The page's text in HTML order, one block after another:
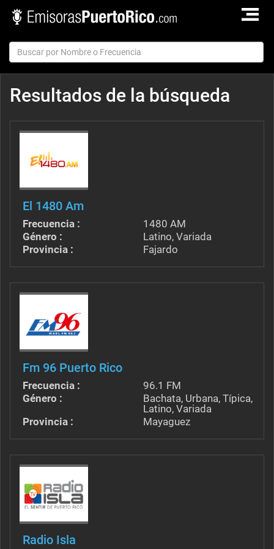
TOGGLE
Resultados de la búsqueda
El 1480 Am
Frecuencia :
1480 AM
Género :
Latino, Variada
Provincia :
Fajardo
Fm 96 Puerto Rico
Frecuencia :
96.1 FM
Género :
Bachata, Urbana, Típica,
Latino, Variada
Provincia :
Mayaguez
Radio Isla